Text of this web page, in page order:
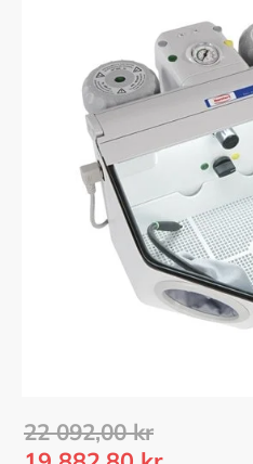
Ordinarie pris:
22 092,00kr